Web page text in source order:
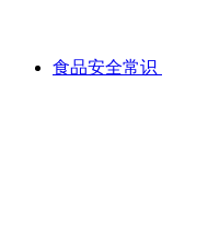
食品安全常识